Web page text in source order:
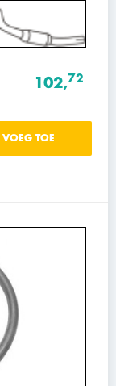
102,72
VOEG TOE